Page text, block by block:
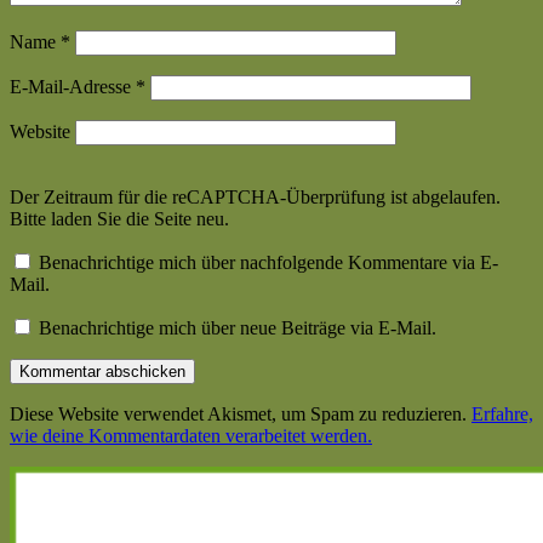
Name *
E-Mail-Adresse *
Website
Der Zeitraum für die reCAPTCHA-Überprüfung ist abgelaufen.
Bitte laden Sie die Seite neu.
Benachrichtige mich über nachfolgende Kommentare via E-
Mail.
Benachrichtige mich über neue Beiträge via E-Mail.
Diese Website verwendet Akismet, um Spam zu reduzieren. Erfahre,
wie deine Kommentardaten verarbeitet werden.
Haupt-